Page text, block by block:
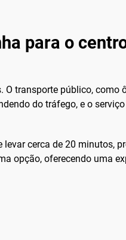
para o
O transporte público, como
do tráfego, e o
cerca de 20 minutos,
opção, oferecendo uma